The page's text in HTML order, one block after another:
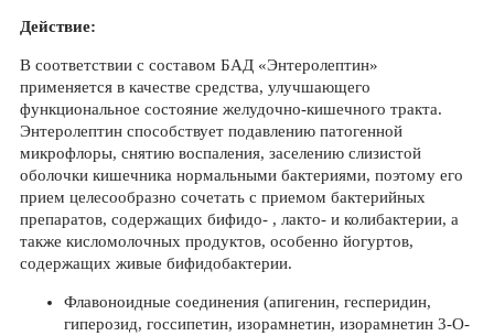
Действие:
В соответствии с составом БАД «Энтеролептин»
применяется в качестве средства, улучшающего
функциональное состояние желудочно-кишечного тракта.
Энтеролептин способствует подавлению патогенной
микрофлоры, снятию воспаления, заселению слизистой
оболочки кишечника нормальными бактериями, поэтому его
прием целесообразно сочетать с приемом бактерийных
препаратов, содержащих бифидо- , лакто- и колибактерии, а
также кисломолочных продуктов, особенно йогуртов,
содержащих живые бифидобактерии.
Флавоноидные соединения (апигенин, гесперидин,
гиперозид, госсипетин, изорамнетин, изорамнетин 3-O-